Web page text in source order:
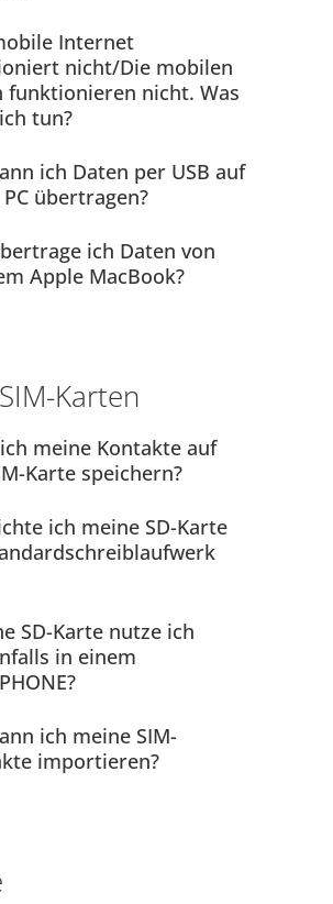
Internet
nicht/Die mobilen
funktionieren nicht. Was
tun?
ich Daten per USB auf
übertragen?
ich Daten von
Apple MacBook?
Karten
meine Kontakte auf
Karte speichern?
ich meine SD-Karte
SD-Karte nutze ich
in einem
ich meine SIM-
importieren?